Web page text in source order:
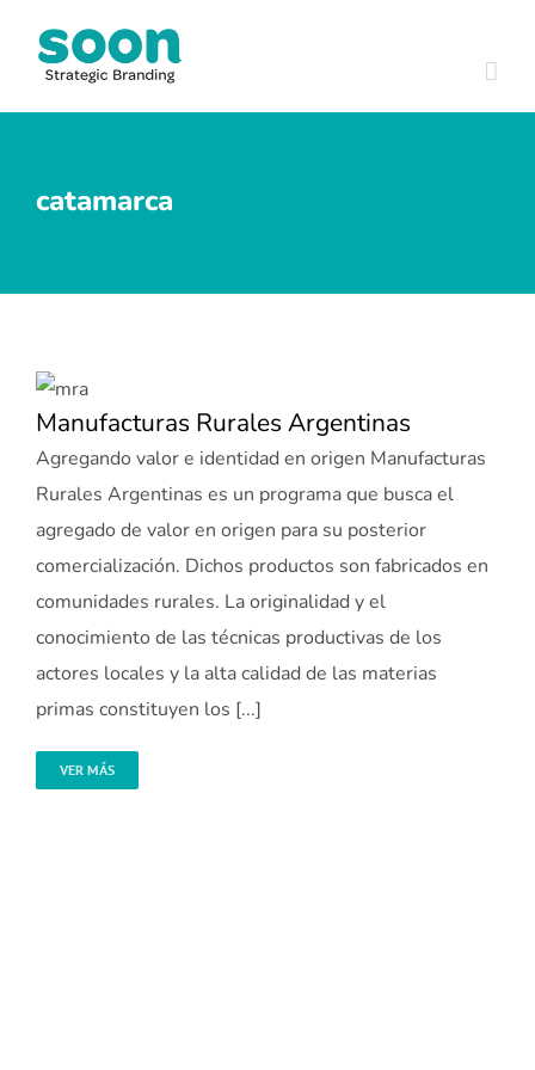
content
catamarca
Manufacturas Rurales Argentinas
Agregando valor e identidad en origen Manufacturas
Rurales Argentinas es un programa que busca el
agregado de valor en origen para su posterior
comercialización. Dichos productos son fabricados en
comunidades rurales. La originalidad y el
conocimiento de las técnicas productivas de los
actores locales y la alta calidad de las materias
primas constituyen los [...]
VER MÁS